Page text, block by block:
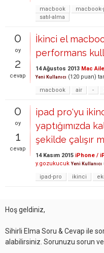
macbook
macbook-
satıl-alma
0
oy
2
cevap
İkinci el
performans
14 Ağustos 2013 Mac
Yeni Kullanıcı (120 puan)
macbook
air -
0
oy
1
cevap
ipad pro'yu
yaptığımızda
şekilde çalışır
14 Kasım 2015 iPhone /
y.gozukucuk Yeni Kullanıcı
ipad-pro
ikinci
Hoş geldiniz,
Sihirli Elma Soru & Cevap ile
alabilirsiniz. Sorunuzu sorun ve